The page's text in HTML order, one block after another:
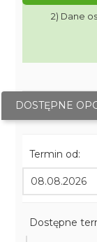
2) Dane
DOSTĘPNE
Termin od:
Dostępne